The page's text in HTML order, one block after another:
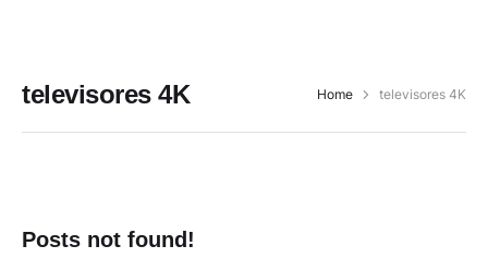
televisores 4K Home televisores 4K
Posts not found!